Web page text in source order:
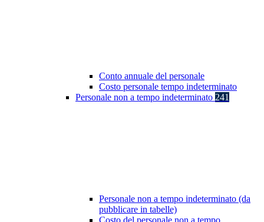
Conto annuale del personale
Costo personale tempo indeterminato
Personale non a tempo indeterminato 241
Personale non a tempo indeterminato (da
pubblicare in tabelle)